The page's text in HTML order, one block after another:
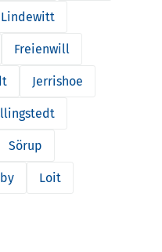
Lindewitt
Freienwill
Jerrishoe
Sörup
Loit